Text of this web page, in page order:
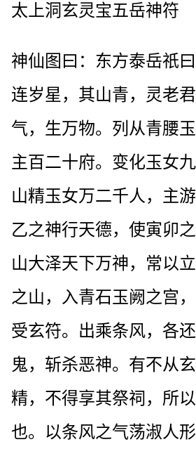
太上洞玄灵宝五岳神符
神仙图曰：东方泰岳祇
连岁星，其山青，灵老
气，生万物。列从青腰玉
主百二十府。变化玉女九
山精玉女万二千人，主
乙之神行天德，使寅卯
山大泽天下万神，常以
之山，入青石玉阙之宫，
受玄符。出乘条风，各
鬼，斩杀恶神。有不从
精，不得享其祭祠，所
也。以条风之气荡淑人形